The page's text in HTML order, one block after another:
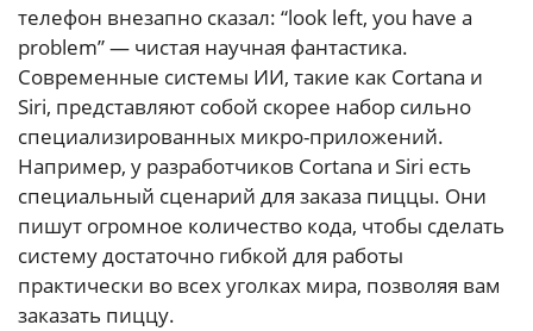
телефон внезапно сказал: “look left, you have a
problem” — чистая научная фантастика.
Современные системы ИИ, такие как Cortana и
Siri, представляют собой скорее набор сильно
специализированных микро-приложений.
Например, у разработчиков Cortana и Siri есть
специальный сценарий для заказа пиццы. Они
пишут огромное количество кода, чтобы сделать
систему достаточно гибкой для работы
практически во всех уголках мира, позволяя вам
заказать пиццу.